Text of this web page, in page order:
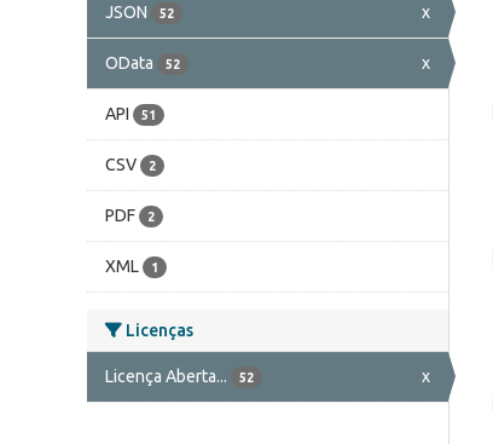
JSON 52 x
OData 52 x
API 51
CSV 2
PDF 2
XML 1
Licenças
Licença Aberta... 52 x